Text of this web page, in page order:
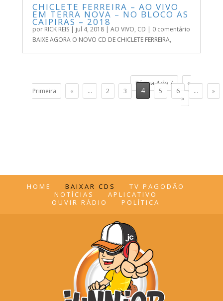
CHICLETE FERREIRA – AO VIVO
EM TERRA NOVA – NO BLOCO AS
CAIPIRAS – 2018
por RICK REIS| jul 4, 2018| AO VIVO, CD | 0 comentário
BAIXE AGORA O NOVO CD DE CHICLETE FERREIRA,
Página 4 de 7
«
Primeira
« ... 2 3 4 5 6 ...
»
»
HOME BAIXAR CDS
TV PAGODÃO
NOTÍCIAS
APLICATIVO
OUVIR RÁDIO
POLÍTICA